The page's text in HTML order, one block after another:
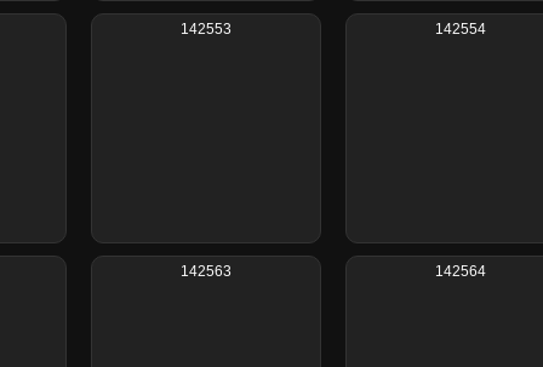
142553 142554
142563 142564